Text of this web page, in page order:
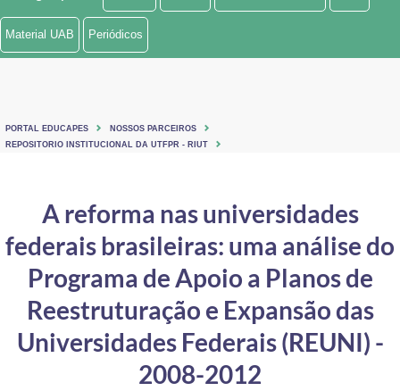
Ministério de Minas e Energia
Ministério do Turismo
Controladoria-Geral da União
Secretaria-Geral
Secretaria de Governo
Gabinete de Segurança Institucional
Material UAB Periódicos
PORTAL EDUCAPES
NOSSOS PARCEIROS
REPOSITORIO INSTITUCIONAL DA UTFPR - RIUT
A reforma nas universidades
federais brasileiras: uma análise do
Programa de Apoio a Planos de
Reestruturação e Expansão das
Universidades Federais (REUNI) -
2008-2012